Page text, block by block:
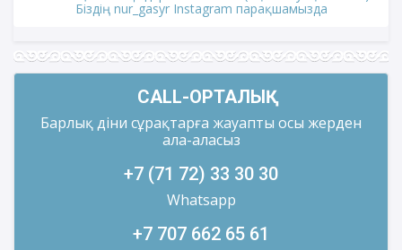
Біздің nur_gasyr Instagram парақшамызда
CALL-ОРТАЛЫҚ
Барлық діни сұрақтарға жауапты осы жерден
ала-аласыз
+7 (71 72) 33 30 30
Whatsapp
+7 707 662 65 61